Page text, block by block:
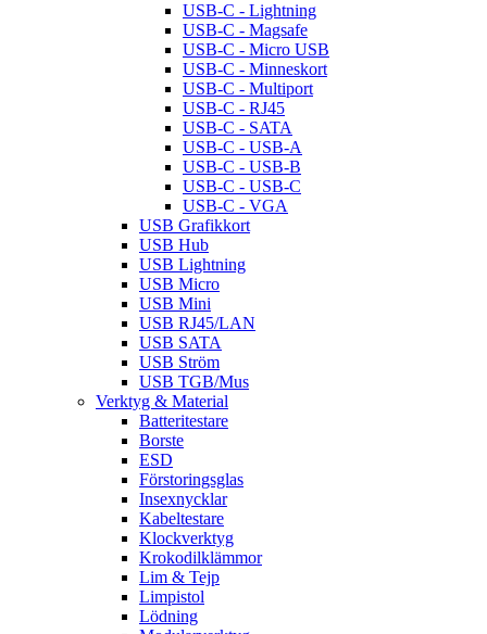
USB-C - Lightning
USB-C - Magsafe
USB-C - Micro USB
USB-C - Minneskort
USB-C - Multiport
USB-C - RJ45
USB-C - SATA
USB-C - USB-A
USB-C - USB-B
USB-C - USB-C
USB-C - VGA
USB Grafikkort
USB Hub
USB Lightning
USB Micro
USB Mini
USB RJ45/LAN
USB SATA
USB Ström
USB TGB/Mus
Verktyg & Material
Batteritestare
Borste
ESD
Förstoringsglas
Insexnycklar
Kabeltestare
Klockverktyg
Krokodilklämmor
Lim & Tejp
Limpistol
Lödning